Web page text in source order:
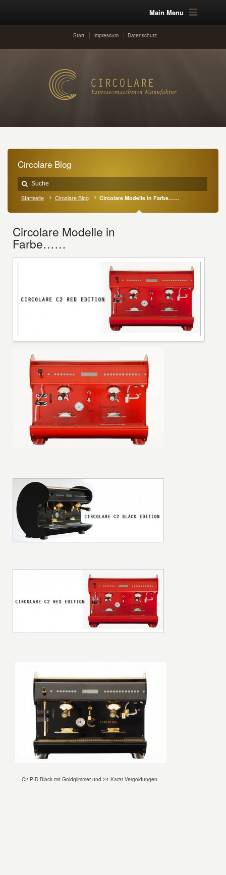
Main Menu
Start Impressum Datenschutz
Circolare Blog
Startseite Circolare Blog Circolare Modelle in Farbe……
Circolare Modelle in
Farbe……
C2-PID Black mit Goldglimmer und 24 Karat Vergoldungen